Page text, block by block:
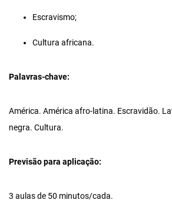
Escravismo;
Cultura africana.
Palavras-chave:
América. América afro-latina. Escravidão.
negra. Cultura.
Previsão para aplicação:
3 aulas de 50 minutos/cada.